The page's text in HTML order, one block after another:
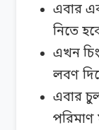
এবার
নিতে
এখন
লবণ
এবার
পরিমাণ